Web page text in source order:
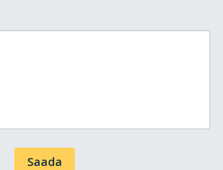
Saada